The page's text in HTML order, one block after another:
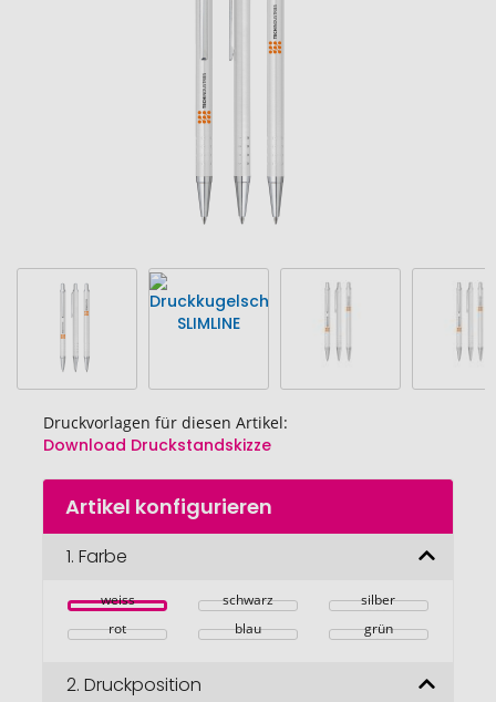
Druckvorlagen für diesen Artikel:
Download Druckstandskizze
Zum
Anfang
Bildgalerie
Artikel konfigurieren
1. Farbe
weiss schwarz
silber
rot
blau grün
2. Druckposition